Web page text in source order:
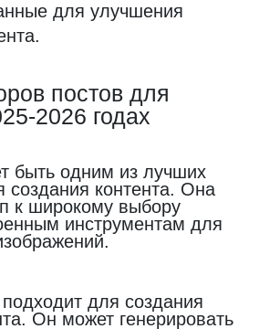
для улучшения
постов для
2026 годах
быть одним из лучших
создания контента. Она
к широкому выбору
инструментам для
для создания
Он может генерировать